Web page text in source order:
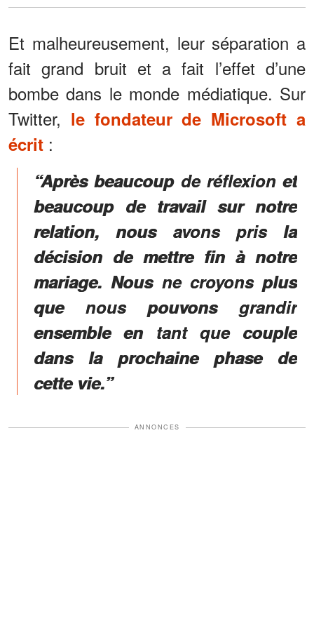
Et malheureusement, leur séparation a
fait grand bruit et a fait l’effet d’une
bombe dans le monde médiatique. Sur
Twitter, le fondateur de Microsoft a
écrit :
“Après beaucoup de réflexion et
beaucoup de travail sur notre
relation, nous avons pris la
décision de mettre fin à notre
mariage. Nous ne croyons plus
que nous pouvons grandir
ensemble en tant que couple
dans la prochaine phase de
cette vie.”
ANNONCES